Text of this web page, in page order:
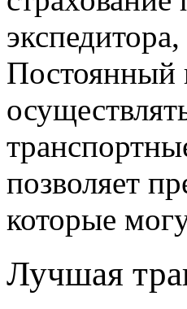
Постоянный
позволяет
которые
Лучшая